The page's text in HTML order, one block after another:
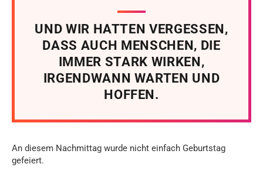
UND WIR HATTEN VERGESSEN,
DASS AUCH MENSCHEN, DIE
IMMER STARK WIRKEN,
IRGENDWANN WARTEN UND
HOFFEN.
An diesem Nachmittag wurde nicht einfach Geburtstag
gefeiert.